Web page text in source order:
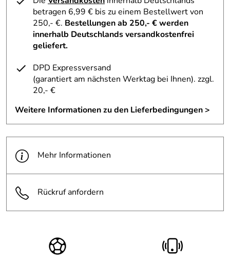
bequem in den Jack Wolfskin Fahrradrucksack Moab Jam
24 hinein. Innentaschen, Hüftgurttaschen sowie die
integrierte Regenhülle ergänzen das Profil vom Jack
Wolfskin Fahrradrucksack Moab Jam 24.
Vorbereitung für Trinksystem (Schlauchschleuse und -
fixierung)
Hersteller: JACK WOLFSKIN, Jack Wolfskin Kreisel 1,
65510 Idstein, https://www.jack-wolfskin.com/
Material:
Cross Rip 210D / Nailhead 210D
Volumen:
ca. 24 Liter
betragen 6,99 € bis zu einem Bestellwert von
250,- €. Bestellungen ab 250,- € werden
innerhalb Deutschlands versandkostenfrei
geliefert.
DPD Expressversand
(garantiert am nächsten Werktag bei Ihnen). zzgl.
20,- €
Weitere Informationen zu den Lieferbedingungen >
Mehr Informationen
Rückruf anfordern